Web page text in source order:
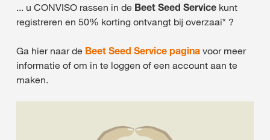
... u CONVISO rassen in de Beet Seed Service kunt
registreren en 50% korting ontvangt bij overzaai* ?
Ga hier naar de Beet Seed Service pagina voor meer
informatie of om in te loggen of een account aan te
maken.